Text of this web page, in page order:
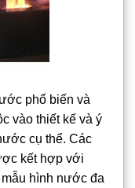
phổ biến và
vào thiết kế và ý
cụ thể. Các
kết hợp với
hình nước đa